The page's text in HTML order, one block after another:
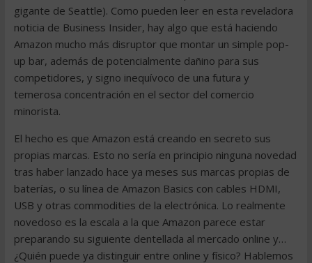
gigante de Seattle). Como pueden leer en esta reveladora
noticia de Business Insider, hay algo que está haciendo
Amazon mucho más disruptor que montar un simple pop-
up bar, además de potencialmente dañino para sus
competidores, y signo inequívoco de una futura y
temerosa concentración en el sector del comercio
minorista.
El hecho es que Amazon está creando en secreto sus
propias marcas. Esto no sería en principio ninguna novedad
tras haber lanzado hace ya meses sus marcas propias de
baterías, o su línea de Amazon Basics con cables HDMI,
USB y otras commodities de la electrónica. Lo realmente
novedoso es la escala a la que Amazon parece estar
preparando su siguiente dentellada al mercado online y…
¿Quién puede ya distinguir entre online y físico? Hablemos